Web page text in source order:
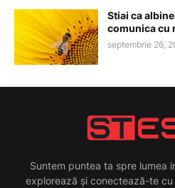
Stiai ca
comunica cu
septembrie 26,
Suntem puntea ta spre lumea
explorează și conectează-te